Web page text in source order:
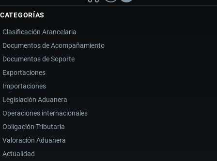
PROVEEDORES
ESTRATEGIAS
PARA
IMPORTAR
ZAPATOS
CATEGORÍAS
Clasificación Arancelaria
Documentos de Acompañamiento
Documentos de Soporte
Exportaciones
Importaciones
Legislación Aduanera
Operaciones internacionales
Obligación Tributaria
Valoración Aduanera
Actualidad